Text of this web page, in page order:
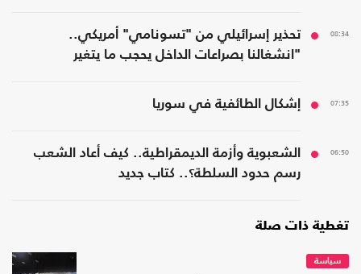
08:34
تحذير إسرائيلي من "تسونامي" أمريكي..
"انشغالنا بصراعات الداخل يحجب ما يتغير
07:35 إشكال الطائفية في سوريا
06:50
الشعبوية وأزمة الديمقراطية.. كيف أعاد الشعب
رسم حدود السلطة؟.. كتاب جديد
تغطية ذات صلة
سياسة